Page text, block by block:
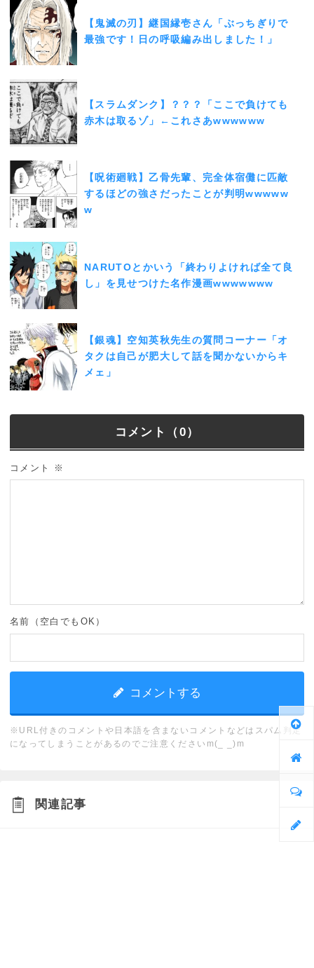
【鬼滅の刃】継国縁壱さん「ぶっちぎりで
最強です！日の呼吸編み出しました！」
【スラムダンク】？？？「ここで負けても
赤木は取るゾ」←これさあwwwwww
【呪術廻戦】乙骨先輩、完全体宿儺に匹敵
するほどの強さだったことが判明wwwww
w
NARUTOとかいう「終わりよければ全て良
し」を見せつけた名作漫画wwwwwww
【銀魂】空知英秋先生の質問コーナー「オ
タクは自己が肥大して話を聞かないからキ
メェ」
コメント（0）
コメント ※
名前（空白でもOK）
※URL付きのコメントや日本語を含まないコメントなどはスパム判定
になってしまうことがあるのでご注意くださいm(_ _)m
関連記事